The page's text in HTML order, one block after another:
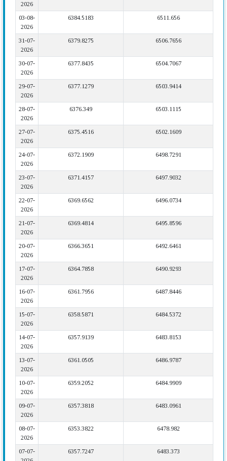
2026
03-08-
2026
6384.5183 6511.656
31-07-
2026
6379.8275 6506.7656
30-07-
2026
6377.8435 6504.7067
29-07-
2026
6377.1279 6503.9414
28-07-
2026
6376.349 6503.1115
27-07-
2026
6375.4516 6502.1609
24-07-
2026
6372.1909 6498.7291
23-07-
2026
6371.4157 6497.9032
22-07-
2026
6369.6562 6496.0734
21-07-
2026
6369.4814 6495.8596
20-07-
2026
6366.3651 6492.6461
17-07-
2026
6364.7858 6490.9293
16-07-
2026
6361.7956 6487.8446
15-07-
2026
6358.5871 6484.5372
14-07-
2026
6357.9139 6483.8153
13-07-
2026
6361.0505 6486.9787
10-07-
2026
6359.2052 6484.9909
09-07-
2026
6357.3818 6483.0961
08-07-
2026
6353.3822 6478.982
07-07-
6357.7247 6483.373